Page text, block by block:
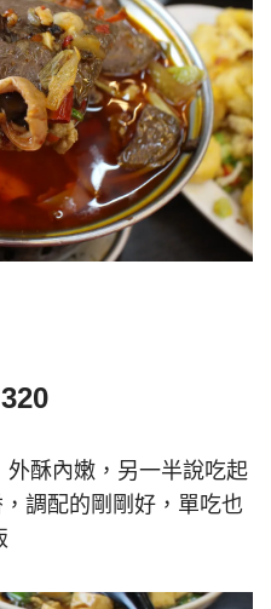
酥內嫩，另一半說吃起
調配的剛剛好，單吃也